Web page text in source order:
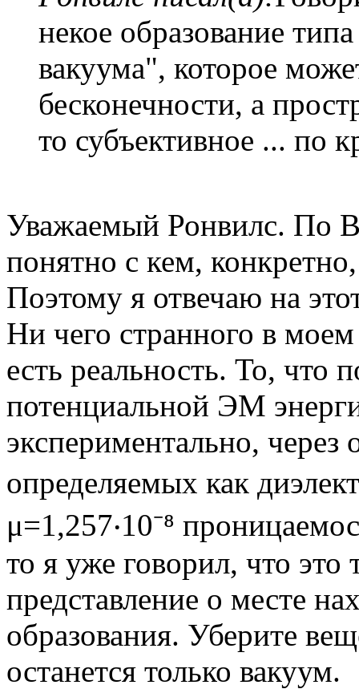
некое образование
вакуума", которое
бесконечности, а
то субъективное ... по
Уважаемый Ронвилс. По
понятно с кем,
Поэтому я отвечаю на
Ни чего странного в
есть реальность. То, что
потенциальной ЭМ
экспериментально,
определяемых как
μ=1,257‧10⁻⁸
то я уже говорил, что это
представление о месте
образования. Уберите
останется только вакуум.